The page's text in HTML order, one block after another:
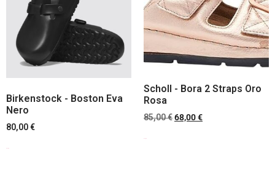
Birkenstock - Boston Eva
Nero
80,00€
Scholl - Bora 2 Straps Oro
Rosa
85,00€68,00€